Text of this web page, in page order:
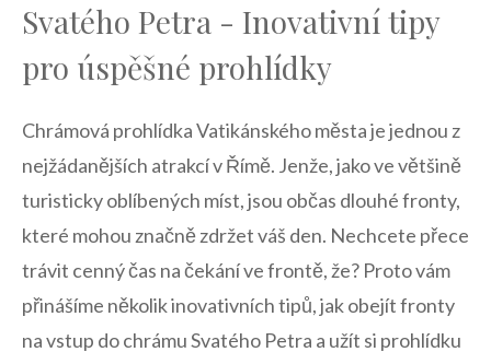
Svatého Petra ‌-⁤ Inovativní tipy‍
pro ‌úspěšné prohlídky
Chrámová prohlídka ​Vatikánského města je jednou z
nejžádanějších atrakcí v Římě. Jenže, jako ve‍ většině
turisticky ⁣oblíbených míst, ​jsou občas dlouhé fronty,‌
které mohou značně zdržet váš den. ‍Nechcete přece
⁣trávit cenný čas‍ na ‍čekání ve frontě, že? Proto vám
přinášíme několik inovativních tipů, jak obejít ⁢fronty​
na vstup do ⁣chrámu‍ Svatého‍ Petra ⁢a užít si prohlídku⁣